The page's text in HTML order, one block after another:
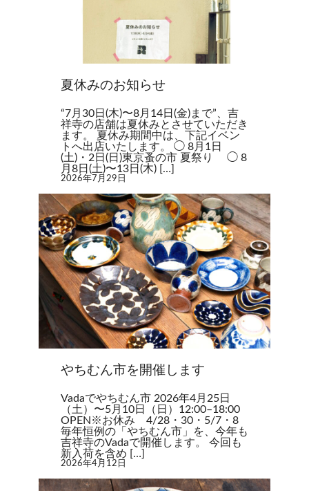
夏休みのお知らせ
“7月30日(木)〜8月14日(金)まで”、吉
祥寺の店舗は夏休みとさせていただき
ます。 夏休み期間中は、下記イベン
トへ出店いたします。 ◯ 8月1日
(土)・2日(日)東京蚤の市 夏祭り ◯ 8
月8日(土)〜13日(木) […]
2026年7月29日
やちむん市を開催します
Vadaでやちむん市 2026年4月25日
（土）〜5月10日（日）12:00–18:00
OPEN※お休み 4/28・30・5/7・8
毎年恒例の「やちむん市」を、今年も
吉祥寺のVadaで開催します。 今回も
新入荷を含め […]
2026年4月12日